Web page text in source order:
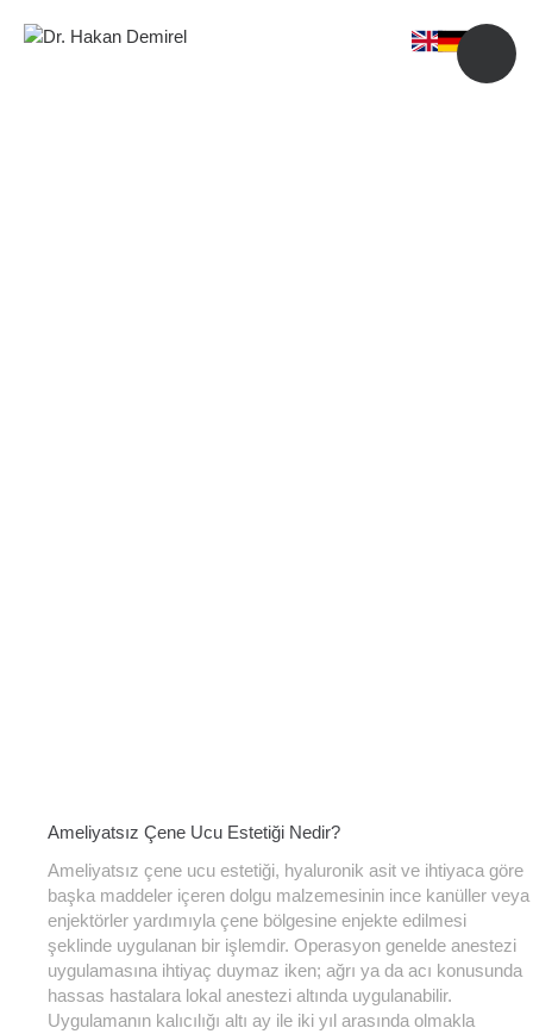
Ameliyatsız Çene Ucu Estetiği Nedir?
Ameliyatsız çene ucu estetiği, hyaluronik asit ve ihtiyaca göre
başka maddeler içeren dolgu malzemesinin ince kanüller veya
enjektörler yardımıyla çene bölgesine enjekte edilmesi
şeklinde uygulanan bir işlemdir. Operasyon genelde anestezi
uygulamasına ihtiyaç duymaz iken; ağrı ya da acı konusunda
hassas hastalara lokal anestezi altında uygulanabilir.
Uygulamanın kalıcılığı altı ay ile iki yıl arasında olmakla